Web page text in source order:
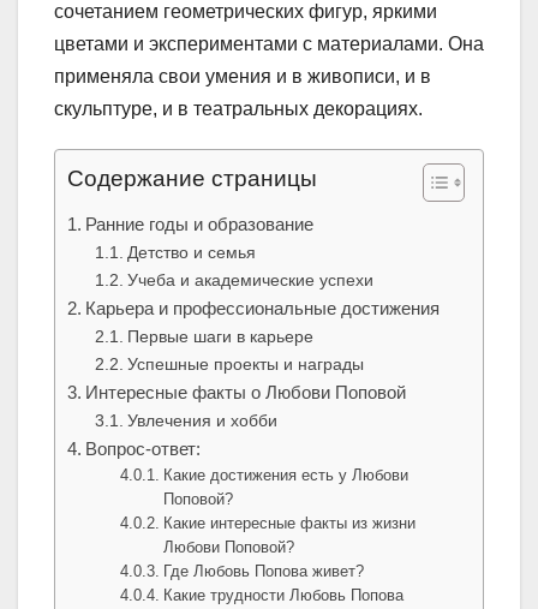
сочетанием геометрических фигур, яркими
цветами и экспериментами с материалами. Она
применяла свои умения и в живописи, и в
скульптуре, и в театральных декорациях.
Содержание страницы
Ранние годы и образование
Детство и семья
Учеба и академические успехи
Карьера и профессиональные достижения
Первые шаги в карьере
Успешные проекты и награды
Интересные факты о Любови Поповой
Увлечения и хобби
Вопрос-ответ:
Какие достижения есть у Любови
Поповой?
Какие интересные факты из жизни
Любови Поповой?
Где Любовь Попова живет?
Какие трудности Любовь Попова